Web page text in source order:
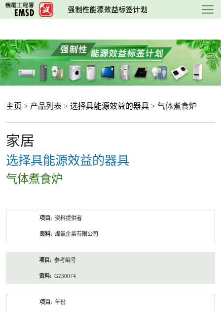
跳
至
要
内
容
主页 > 产品列表 > 选择具能源效益的器具 > 气体煮食炉
家居
选择具能源效益的器具
气体煮食炉
资料提供者
煤氣企業有限公司
参考编号
G230074
年份